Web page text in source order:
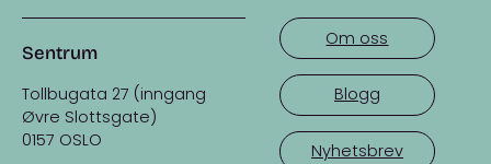
Sentrum
Tollbugata 27 (inngang
Øvre Slottsgate)
0157 OSLO
Om oss
Blogg
Nyhetsbrev